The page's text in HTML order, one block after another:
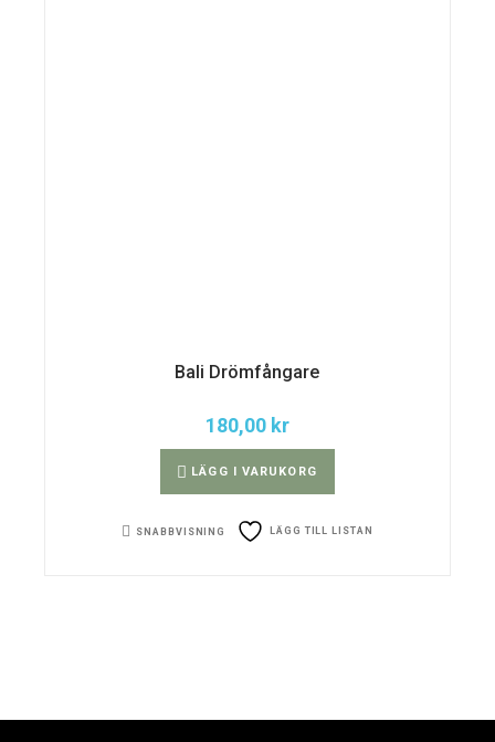
Bali Drömfångare
180,00 kr
LÄGG I VARUKORG
SNABBVISNING LÄGG TILL LISTAN